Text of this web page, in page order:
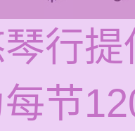
行
节